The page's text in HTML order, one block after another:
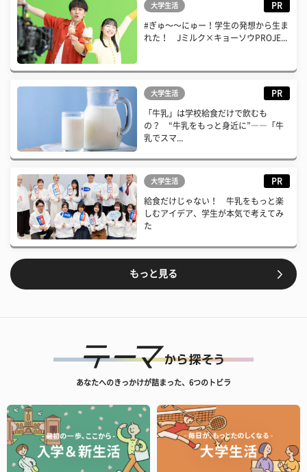
大学生活 PR
#ぎゅ〜〜にゅー！学生の発想から生ま
れた！ Jミルク×キョーソウPROJE...
大学生活 PR
「牛乳」は学校給食だけで飲むも
の？ “牛乳をもっと身近に”――「牛
乳でスマ...
大学生活 PR
給食だけじゃない！ 牛乳をもっと楽
しむアイデア、学生が本気で考えてみ
た
もっと見る
あなたへのきっかけが詰まった、6つのトビラ